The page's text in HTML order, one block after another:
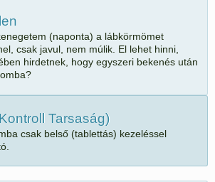
(naponta) a lábkörmömet
csak javul, nem múlik. El lehet hinni,
hirdetnek, hogy egyszeri bekenés után
Tarsaság)
csak belső (tablettás) kezeléssel